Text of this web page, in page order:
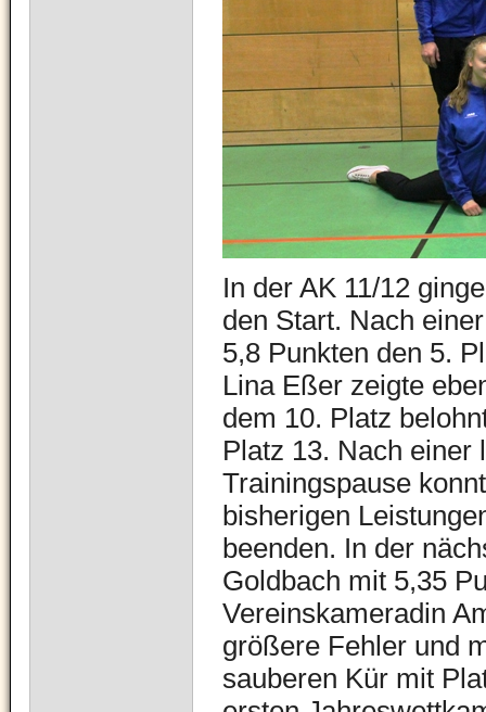
In der AK 11/12
den Start. Nach
5,8 Punkten den 5.
Lina Eßer zeigte
dem 10. Platz
Platz 13. Nach einer
Trainingspause
bisherigen
beenden. In der
Goldbach mit 5,35
Vereinskameradin
größere Fehler und
sauberen Kür mit